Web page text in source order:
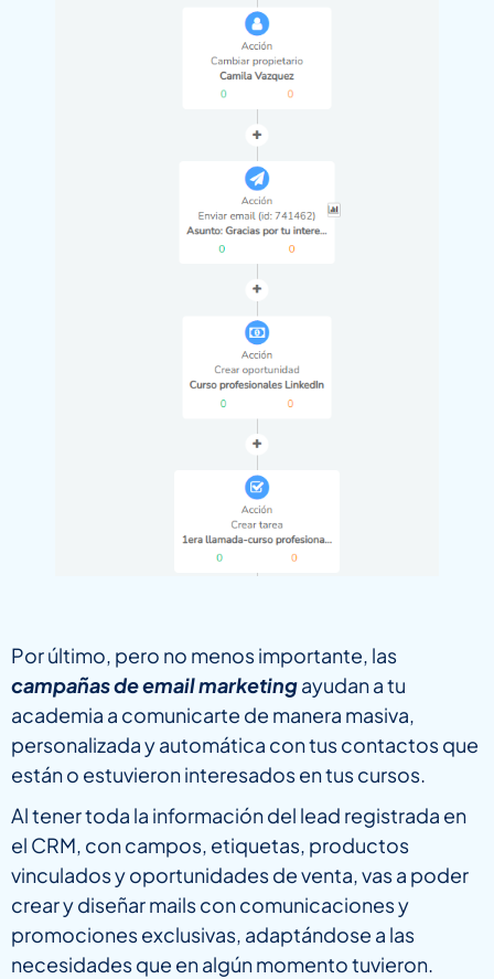
Por último, pero no menos importante, las
campañas de email marketingayudan a tu
academia a comunicarte de manera masiva,
personalizada y automática con tus contactos que
están o estuvieron interesados en tus cursos.
Al tener toda la información del lead registrada en
el CRM, con campos, etiquetas, productos
vinculados y oportunidades de venta, vas a poder
crear y diseñar mails con comunicaciones y
promociones exclusivas, adaptándose a las
necesidades que en algún momento tuvieron.